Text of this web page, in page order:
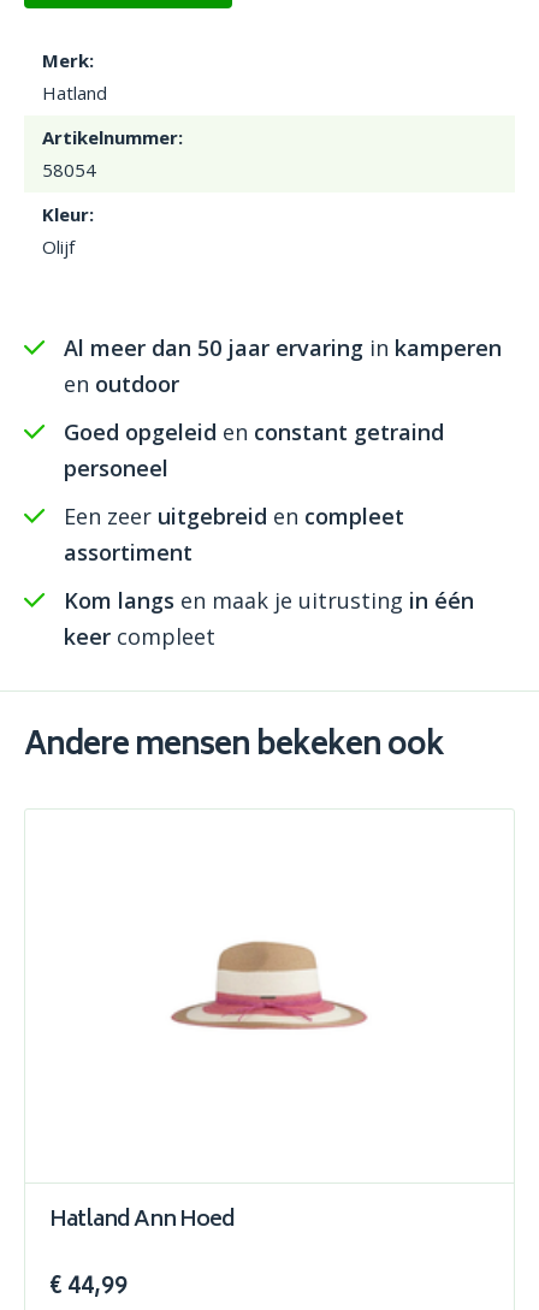
Merk:
Hatland
Artikelnummer:
58054
Kleur:
Olijf
Al meer dan 50 jaar ervaring in kamperen
en outdoor
Goed opgeleid en constant getraind
personeel
Een zeer uitgebreid en compleet
assortiment
Kom langs en maak je uitrusting in één
keer compleet
Andere mensen bekeken ook
Hatland Ann Hoed
€ 44,99